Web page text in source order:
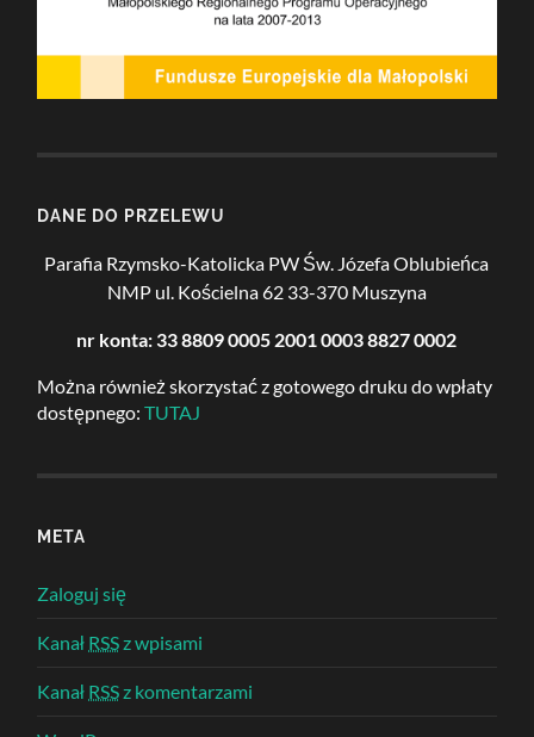
DANE DO PRZELEWU
Parafia Rzymsko-Katolicka PW Św. Józefa Oblubieńca
NMP ul. Kościelna 62 33-370 Muszyna
nr konta: 33 8809 0005 2001 0003 8827 0002
Można również skorzystać z gotowego druku do wpłaty
dostępnego: TUTAJ
META
Zaloguj się
Kanał RSSz wpisami
Kanał RSSz komentarzami